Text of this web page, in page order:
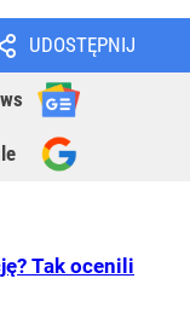
UDOSTĘPNIJ
Tak ocenili